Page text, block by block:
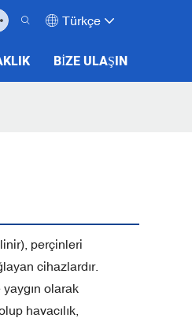
Türkçe
BIZE ULAŞIN
perçinleri
cihazlardır.
yaygın olarak
havacılık,